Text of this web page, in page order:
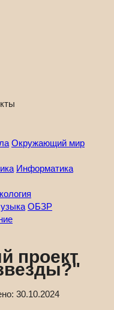
Окружающий мир
Информатика
ОБЗР
проект
30.10.2024